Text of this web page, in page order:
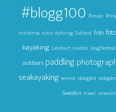
#blogg100 #mooc
christmas cykla dykning Estland foto
kayaking Landsort london
outdoors paddling
seakayaking service skärgård
Sweden travel